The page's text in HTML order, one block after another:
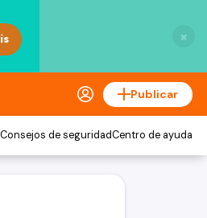
×
Publicar
Consejos de seguridadCentro de ayuda